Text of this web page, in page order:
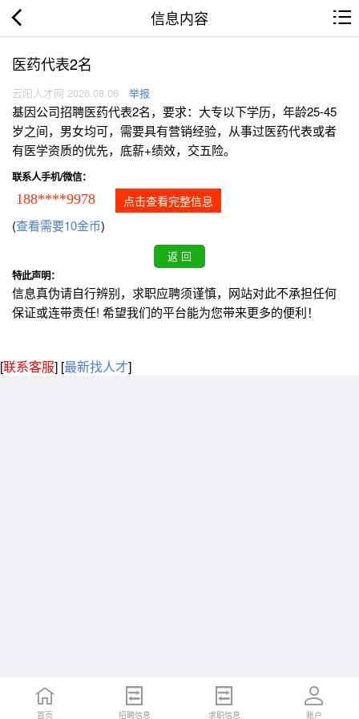
信息内容
医药代表2名
云阳人才网 2026.08.06 举报
基因公司招聘医药代表2名，要求：大专以下学历，年龄25-45
岁之间，男女均可，需要具有营销经验，从事过医药代表或者
有医学资质的优先，底薪+绩效，交五险。
联系人手机/微信：
188****9978 点击查看完整信息
(查看需要10金币)
特此声明：
信息真伪请自行辨别，求职应聘须谨慎，网站对此不承担任何
保证或连带责任! 希望我们的平台能为您带来更多的便利！
[联系客服] [最新找人才]
首页 招聘信息 求职信息 账户